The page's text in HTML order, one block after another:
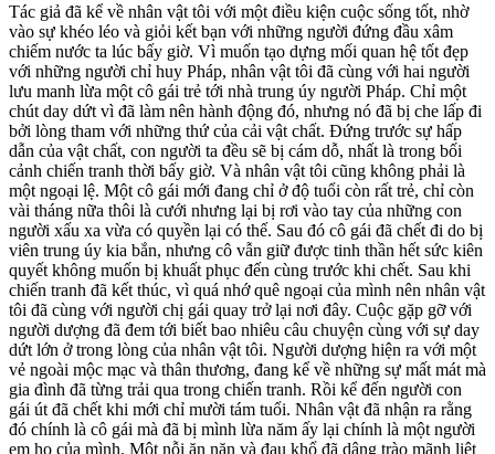
Tác giả đã kể về nhân vật tôi với một điều kiện cuộc sống tốt, nhờ
vào sự khéo léo và giỏi kết bạn với những người đứng đầu xâm
chiếm nước ta lúc bấy giờ. Vì muốn tạo dựng mối quan hệ tốt đẹp
với những người chỉ huy Pháp, nhân vật tôi đã cùng với hai người
lưu manh lừa một cô gái trẻ tới nhà trung úy người Pháp. Chỉ một
chút day dứt vì đã làm nên hành động đó, nhưng nó đã bị che lấp đi
bởi lòng tham với những thứ của cải vật chất. Đứng trước sự hấp
dẫn của vật chất, con người ta đều sẽ bị cám dỗ, nhất là trong bối
cảnh chiến tranh thời bấy giờ. Và nhân vật tôi cũng không phải là
một ngoại lệ. Một cô gái mới đang chỉ ở độ tuổi còn rất trẻ, chỉ còn
vài tháng nữa thôi là cưới nhưng lại bị rơi vào tay của những con
người xấu xa vừa có quyền lại có thế. Sau đó cô gái đã chết đi do bị
viên trung úy kia bắn, nhưng cô vẫn giữ được tinh thần hết sức kiên
quyết không muốn bị khuất phục đến cùng trước khi chết. Sau khi
chiến tranh đã kết thúc, vì quá nhớ quê ngoại của mình nên nhân vật
tôi đã cùng với người chị gái quay trở lại nơi đây. Cuộc gặp gỡ với
người dượng đã đem tới biết bao nhiêu câu chuyện cùng với sự day
dứt lớn ở trong lòng của nhân vật tôi. Người dượng hiện ra với một
vẻ ngoài mộc mạc và thân thương, đang kể về những sự mất mát mà
gia đình đã từng trải qua trong chiến tranh. Rồi kể đến người con
gái út đã chết khi mới chỉ mười tám tuổi. Nhân vật đã nhận ra rằng
đó chính là cô gái mà đã bị mình lừa năm ấy lại chính là một người
em họ của mình. Một nỗi ăn năn và đau khổ đã dâng trào mãnh liệt